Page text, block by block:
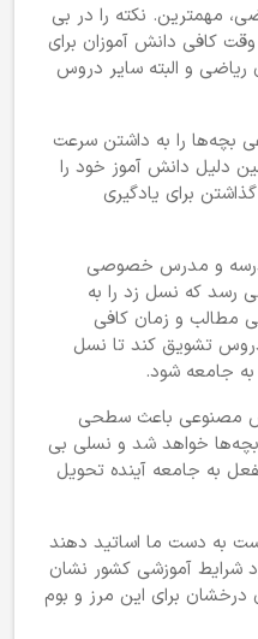
مهمترین. نکته را در بی
کافی دانش آموزان برای
ریاضی و البته سایر دروس
بچه‌ها را به داشتن سرعت
دلیل دانش آموز خود را
برای یادگیری
و مدرس خصوصی
رسد که نسل زد را به
مطالب و زمان کافی
تشویق کند تا نسل
جامعه شود.
مصنوعی باعث سطحی
خواهد شد و نسلی بی
به جامعه آینده تحویل
به دست ما اساتید دهند
شرایط آموزشی کشور نشان
درخشان برای این مرز و بوم